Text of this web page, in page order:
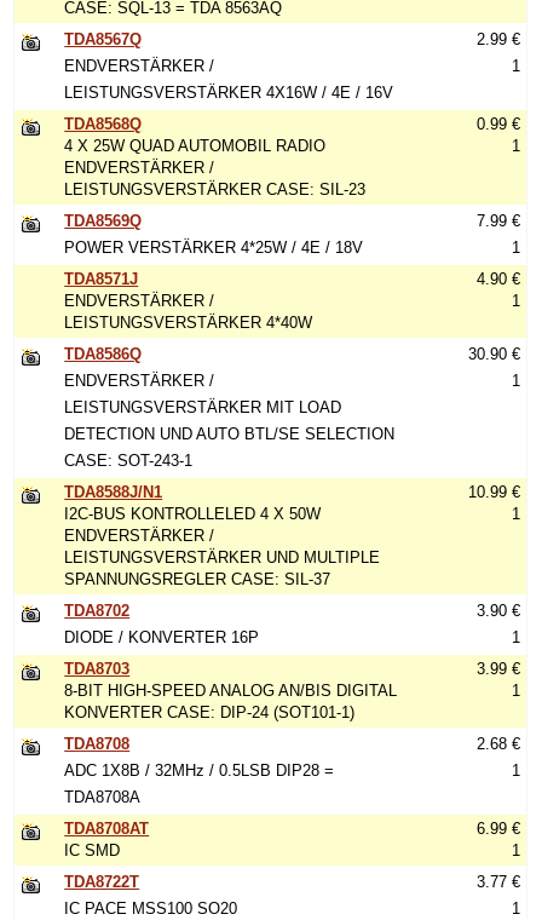
CASE: SQL-13 = TDA 8563AQ
TDA8567Q
ENDVERSTÄRKER /
LEISTUNGSVERSTÄRKER 4X16W / 4E / 16V
2.99 €
1
TDA8568Q
4 X 25W QUAD AUTOMOBIL RADIO
ENDVERSTÄRKER /
LEISTUNGSVERSTÄRKER CASE: SIL-23
0.99 €
1
TDA8569Q
POWER VERSTÄRKER 4*25W / 4E / 18V
7.99 €
1
TDA8571J
ENDVERSTÄRKER /
LEISTUNGSVERSTÄRKER 4*40W
4.90 €
1
TDA8586Q
ENDVERSTÄRKER /
LEISTUNGSVERSTÄRKER MIT LOAD
DETECTION UND AUTO BTL/SE SELECTION
CASE: SOT-243-1
30.90 €
1
TDA8588J/N1
I2C-BUS KONTROLLELED 4 X 50W
ENDVERSTÄRKER /
LEISTUNGSVERSTÄRKER UND MULTIPLE
SPANNUNGSREGLER CASE: SIL-37
10.99 €
1
TDA8702
DIODE / KONVERTER 16P
3.90 €
1
TDA8703
8-BIT HIGH-SPEED ANALOG AN/BIS DIGITAL
KONVERTER CASE: DIP-24 (SOT101-1)
3.99 €
1
TDA8708
ADC 1X8B / 32MHz / 0.5LSB DIP28 =
TDA8708A
2.68 €
1
TDA8708AT
IC SMD
6.99 €
1
TDA8722T
IC PACE MSS100 SO20
3.77 €
1